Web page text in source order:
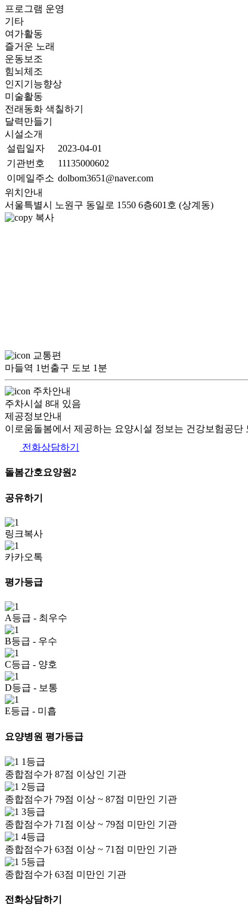
프로그램 운영
기타
여가활동
즐거운 노래
운동보조
힘뇌체조
인지기능향상
미술활동
전래동화 색칠하기
달력만들기
시설소개
설립일자
2023-04-01
기관번호
11135000602
이메일주소 dolbom3651@naver.com
위치안내
서울특별시 노원구 동일로 1550 6층601호 (상계동)
복사
교통편
마들역 1번출구 도보 1분
주차안내
주차시설 8대 있음
제공정보안내
이로움돌봄에서 제공하는 요양시설 정보는 건강보험공
전화상담하기
돌봄간호요양원2
공유하기
링크복사
카카오톡
평가등급
A등급 - 최우수
B등급 - 우수
C등급 - 양호
D등급 - 보통
E등급 - 미흡
요양병원 평가등급
1등급
종합점수가 87점 이상인 기관
2등급
종합점수가 79점 이상 ~ 87점 미만인 기관
3등급
종합점수가 71점 이상 ~ 79점 미만인 기관
4등급
종합점수가 63점 이상 ~ 71점 미만인 기관
5등급
종합점수가 63점 미만인 기관
전화상담하기